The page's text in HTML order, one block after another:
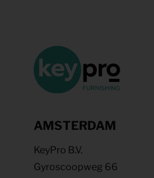
AMSTERDAM
KeyPro B.V.
Gyroscoopweg 66